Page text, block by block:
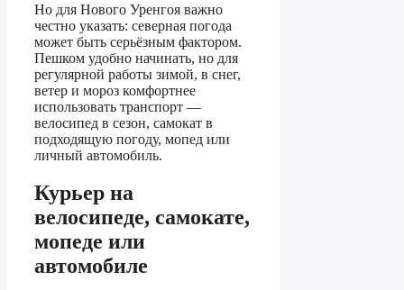
Но для Нового Уренгоя важно
честно указать: северная погода
может быть серьёзным фактором.
Пешком удобно начинать, но для
регулярной работы зимой, в снег,
ветер и мороз комфортнее
использовать транспорт —
велосипед в сезон, самокат в
подходящую погоду, мопед или
личный автомобиль.
Курьер на
велосипеде, самокате,
мопеде или
автомобиле